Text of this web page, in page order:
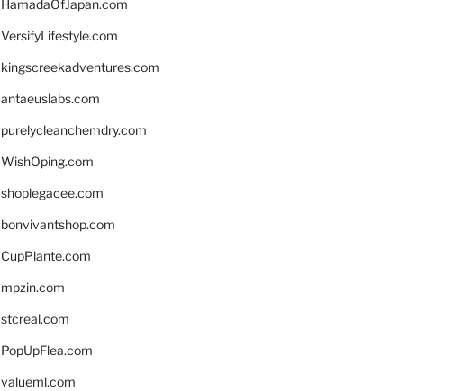
HamadaOfJapan.com
VersifyLifestyle.com
kingscreekadventures.com
antaeuslabs.com
purelycleanchemdry.com
WishOping.com
shoplegacee.com
bonvivantshop.com
CupPlante.com
mpzin.com
stcreal.com
PopUpFlea.com
valueml.com